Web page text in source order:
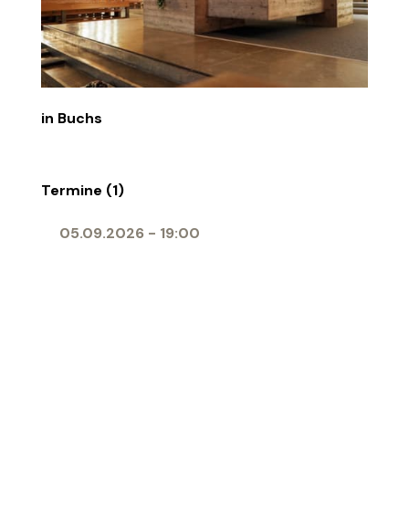
in Buchs
Termine (1)
05.09.2026 - 19:00